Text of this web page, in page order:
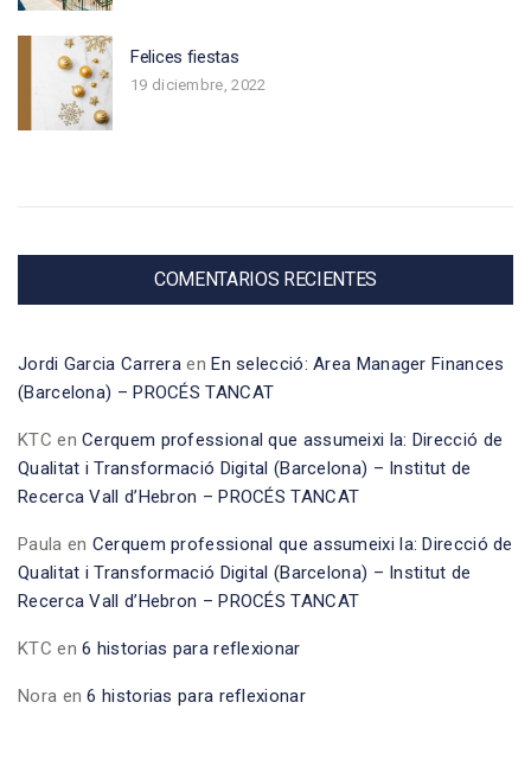
Felices fiestas
19 diciembre, 2022
COMENTARIOS RECIENTES
Jordi Garcia Carrera en En selecció: Area Manager Finances
(Barcelona) – PROCÉS TANCAT
KTC enCerquem professional que assumeixi la: Direcció de
Qualitat i Transformació Digital (Barcelona) – Institut de
Recerca Vall d’Hebron – PROCÉS TANCAT
Paula en Cerquem professional que assumeixi la: Direcció de
Qualitat i Transformació Digital (Barcelona) – Institut de
Recerca Vall d’Hebron – PROCÉS TANCAT
KTC en6 historias para reflexionar
Nora en6 historias para reflexionar